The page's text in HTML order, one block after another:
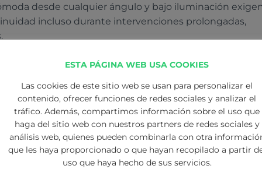
desde cualquier ángulo y bajo iluminación
incluso durante intervenciones prolongadas,
un software de control centralizado. Desde este
y ajustar los textos en tiempo real. También
y adaptar el formato a cada intervención. Esta
los equipos de comunicación, producción y técnica,
con precisión.
motorizado para el Capital Markets Day de
y de seguridad del evento. La solución garantiza
ESTA PÁGINA WEB USA COOKIES
Las cookies de este sitio web se usan para personalizar el
contenido, ofrecer funciones de redes sociales y analizar el
tráfico. Además, compartimos información sobre el uso que
haga del sitio web con nuestros partners de redes sociales y
análisis web, quienes pueden combinarla con otra
que les haya proporcionado o que hayan recopilado a partir
uso que haya hecho de sus servicios.